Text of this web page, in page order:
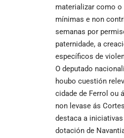
materializar como
mínimas e non
semanas por
paternidade, a
específicos de
O deputado
houbo cuestión
cidade de Ferrol ou
non levase ás
destaca a
dotación de